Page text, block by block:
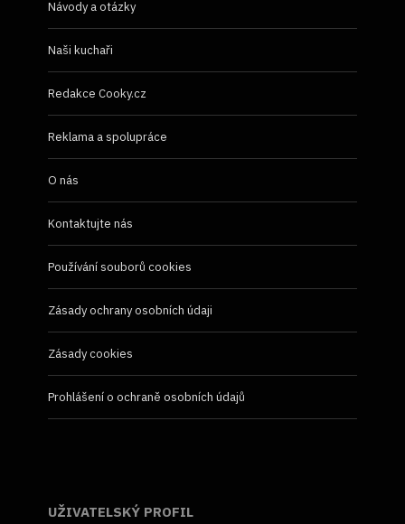
Návody a otázky
Naši kuchaři
Redakce Cooky.cz
Reklama a spolupráce
O nás
Kontaktujte nás
Používání souborů cookies
Zásady ochrany osobních údaji
Zásady cookies
Prohlášení o ochraně osobních údajů
UŽIVATELSKÝ PROFIL